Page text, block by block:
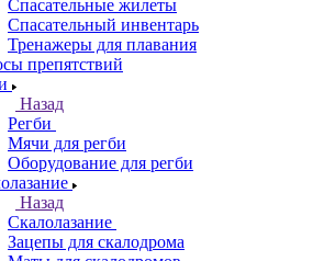
Спасательные жилеты
Спасательный инвентарь
Тренажеры для плавания
препятствий
Назад
Регби
Мячи для регби
Оборудование для регби
Назад
Скалолазание
Зацепы для скалодрома